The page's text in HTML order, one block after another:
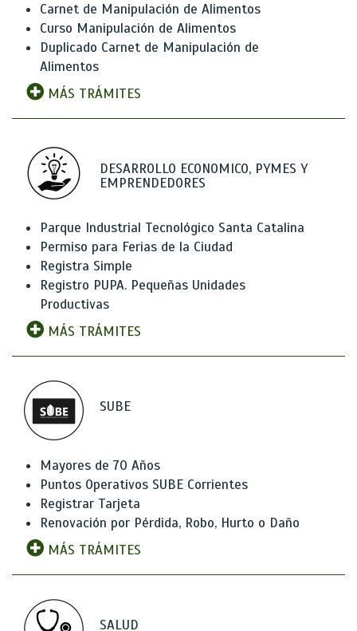
Carnet de Manipulación de Alimentos
Curso Manipulación de Alimentos
Duplicado Carnet de Manipulación de
Alimentos
MÁS TRÁMITES
DESARROLLO ECONOMICO, PYMES Y
EMPRENDEDORES
Parque Industrial Tecnológico Santa Catalina
Permiso para Ferias de la Ciudad
Registra Simple
Registro PUPA. Pequeñas Unidades
Productivas
MÁS TRÁMITES
SUBE
Mayores de 70 Años
Puntos Operativos SUBE Corrientes
Registrar Tarjeta
Renovación por Pérdida, Robo, Hurto o Daño
MÁS TRÁMITES
SALUD